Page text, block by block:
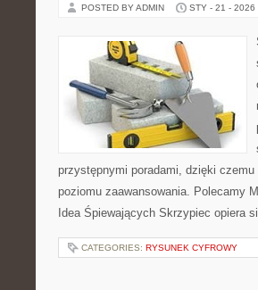
POSTED BY ADMIN STY - 21 - 2026
przystępnymi poradami, dzięki
poziomu zaawansowania. Polecamy
Idea Śpiewających Skrzypiec opiera
CATEGORIES: RYSUNEK CYFROWY